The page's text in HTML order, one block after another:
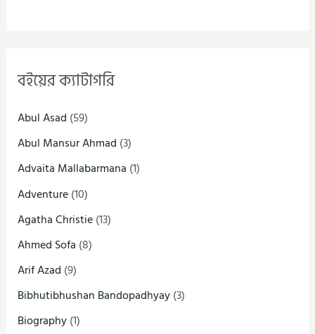
বইয়ের ক্যাটাগরি
Abul Asad (59)
Abul Mansur Ahmad (3)
Advaita Mallabarmana (1)
Adventure(10)
Agatha Christie(13)
Ahmed Sofa (8)
Arif Azad (9)
Bibhutibhushan Bandopadhyay(3)
Biography(1)